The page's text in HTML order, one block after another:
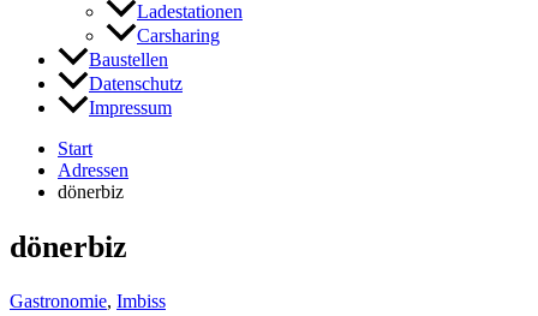
Ladestationen
Carsharing
Baustellen
Datenschutz
Impressum
Start
Adressen
dönerbiz
dönerbiz
Gastronomie, Imbiss